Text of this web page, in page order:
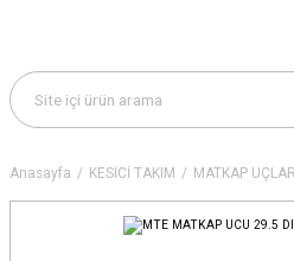
Anasayfa KESİCİ TAKIM MATKAP UÇLARI